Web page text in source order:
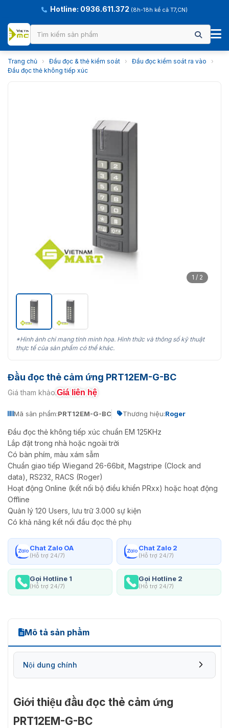
Hotline: 0936.611.372 (8h-18h kể cả T7,CN)
Trang chủ › Đầu đọc & thẻ kiểm soát › Đầu đọc kiểm soát ra vào
›
Đầu đọc thẻ không tiếp xúc
1 / 2
*Hình ảnh chỉ mang tính minh họa. Hình thức và thông số kỹ thuật
thực tế của sản phẩm có thể khác.
Đầu đọc thẻ cảm ứng PRT12EM-G-BC
Giá tham khảo:Giá liên hệ
Mã sản phẩm:PRT12EM-G-BC Thương hiệu:Roger
Đầu đọc thẻ không tiếp xúc chuẩn EM 125KHz
Lắp đặt trong nhà hoặc ngoài trời
Có bàn phím, màu xám sẫm
Chuẩn giao tiếp Wiegand 26-66bit, Magstripe (Clock and
data), RS232, RACS (Roger)
Hoạt động Online (kết nối bộ điều khiển PRxx) hoặc hoạt động
Offline
Quản lý 120 Users, lưu trữ 3.000 sự kiện
Có khả năng kết nối đầu đọc thẻ phụ
Chat Zalo OA
(Hỗ trợ 24/7)
Chat Zalo 2
(Hỗ trợ 24/7)
Gọi Hotline 1
(Hỗ trợ 24/7)
Gọi Hotline 2
(Hỗ trợ 24/7)
Mô tả sản phẩm
Nội dung chính
Giới thiệu đầu đọc thẻ cảm ứng
PRT12EM-G-BC